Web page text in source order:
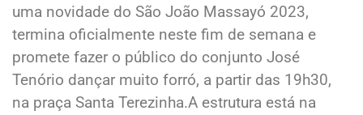
uma novidade do São João Massayó 2023,
termina oficialmente neste fim de semana e
promete fazer o público do conjunto José
Tenório dançar muito forró, a partir das 19h30,
na praça Santa Terezinha.A estrutura está na